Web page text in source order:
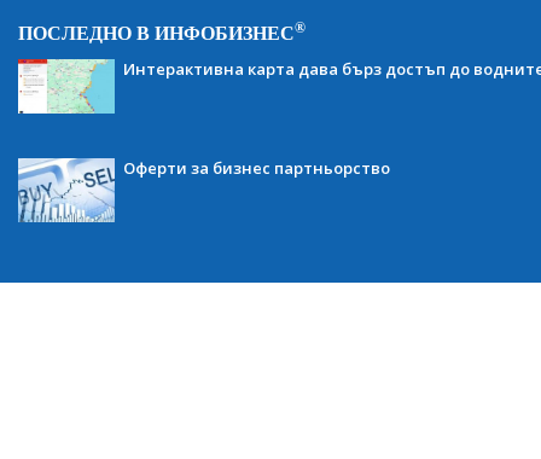
ПОСЛЕДНО В ИНФОБИЗНЕС®
Интерактивна карта дава бърз достъп до
Оферти за бизнес партньорство